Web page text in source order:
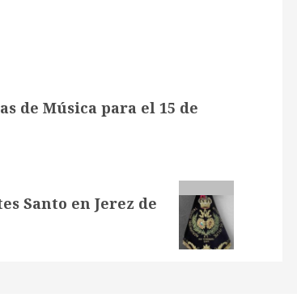
de Música para el 15 de
Santo en Jerez de